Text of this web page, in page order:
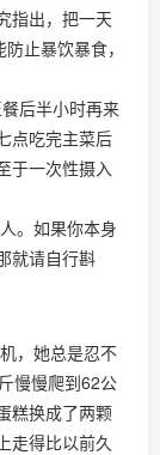
指出，把一天
止暴饮暴食，
后半小时再来
点吃完主菜后
于一次性摄入
。如果你本身
就请自行斟
，她总是忍不
慢慢爬到62公
糕换成了两颗
走得比以前久